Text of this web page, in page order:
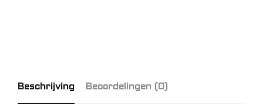
Beschrijving Beoordelingen (0)